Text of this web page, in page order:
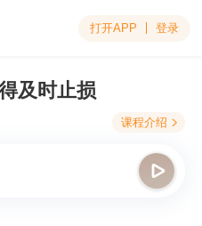
打开APP 登录
及时止损
课程介绍 
